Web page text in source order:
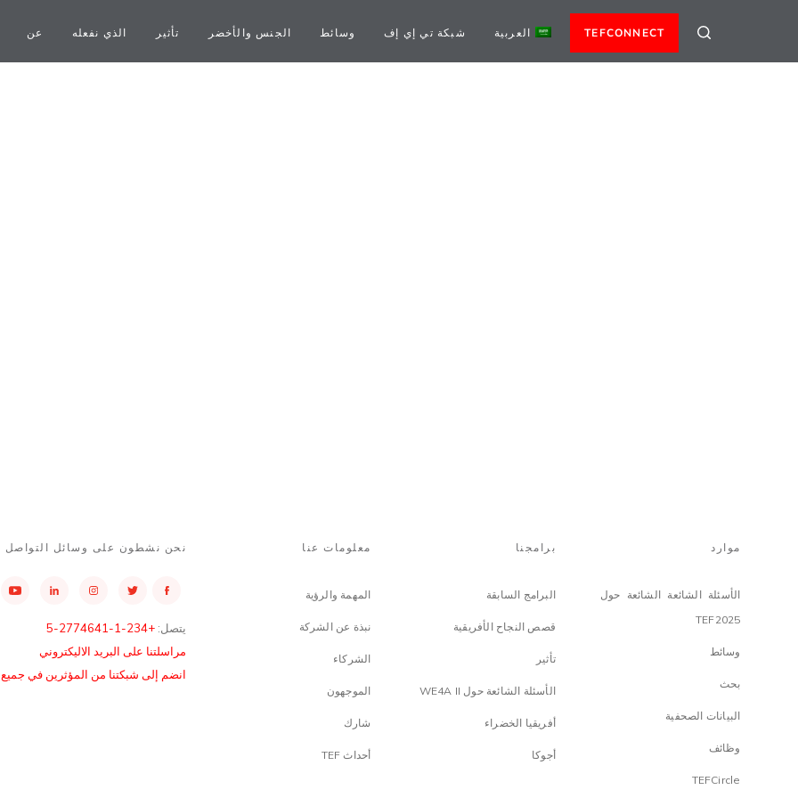
عن الذي نفعله تأثير الجنس والأخضر وسائط شبكة تي إي إف العربية TEFCONNECT
نحن نشطون على وسائل التواصل
يتصل: +234-1-2774641-5
مراسلتنا على البريد الاليكتروني
انضم إلى شبكتنا من المؤثرين في جميع
معلومات عنا
المهمة والرؤية
نبذة عن الشركة
الشركاء
الموجهون
شارك
أحداث TEF
برامجنا
البرامج السابقة
قصص النجاح الأفريقية
تأثير
الأسئلة الشائعة حول WE4A II
أفريقيا الخضراء
أجوكا
موارد
الأسئلة الشائعة الشائعة حول
TEF2025
وسائط
بحث
البيانات الصحفية
وظائف
TEFCircle